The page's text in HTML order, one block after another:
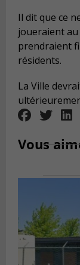
Il dit que ce
joueraient au
prendraient
résidents.
La Ville
Vous